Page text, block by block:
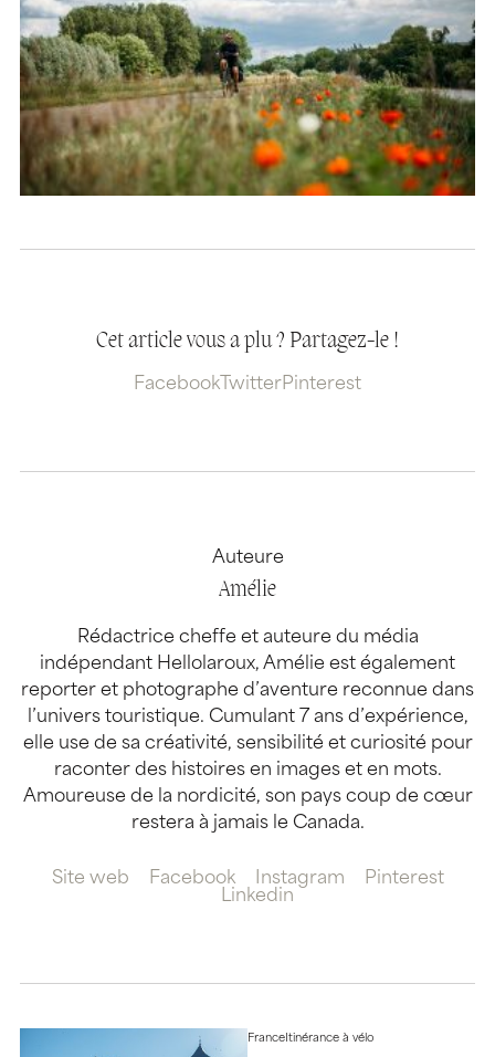
Cet article vous a plu ? Partagez-le !
Facebook TwitterPinterest
Auteure
Amélie
Rédactrice cheffe et auteure du média
indépendant Hellolaroux, Amélie est également
reporter et photographe d’aventure reconnue dans
l’univers touristique. Cumulant 7 ans d’expérience,
elle use de sa créativité, sensibilité et curiosité pour
raconter des histoires en images et en mots.
Amoureuse de la nordicité, son pays coup de cœur
restera à jamais le Canada.
Site web Facebook Instagram
Pinterest
Linkedin
FranceItinérance à vélo